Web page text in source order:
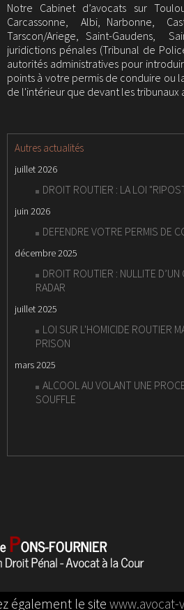
Notre Cabinet d’avocats sur
Carcassonne, Albi, Narbonne,
Tarscon/Ariege, Saint-Gaudens,
juridictions pénales (Tribunal de
autorités administratives pour
points à votre permis de conduire ou
de l'intérieur que devant les tribunaux
Autres actualités
juillet 2026
DROIT ROUTIER : LA LOI
juin 2026
DEFENDRE VOTRE PERMIS DE
décembre 2025
DROIT ROUTIER : NULLITE
RADAR
juillet 2025
LOI SUR L'HOMICIDE ROUTIER
PRISON
mars 2025
ALCOOL AU VOLANT UNE
SOUFFLE
également le site